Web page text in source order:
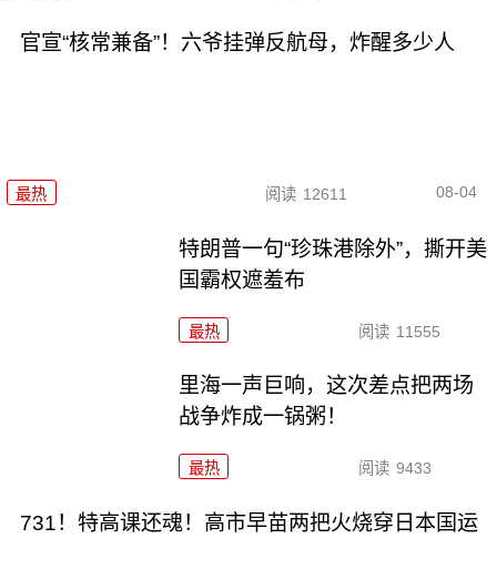
官宣“核常兼备”！六爷挂弹反航母，炸醒多少人
最热 阅读 12611 08-04
特朗普一句“珍珠港除外”，撕开美
国霸权遮羞布
最热 阅读 11555
里海一声巨响，这次差点把两场
战争炸成一锅粥！
最热 阅读 9433
731！特高课还魂！高市早苗两把火烧穿日本国运